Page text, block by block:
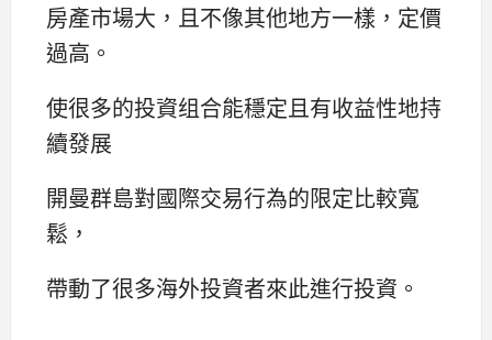
房產市場大，且不像其他地方一樣，定價
過高。
使很多的投資组合能穩定且有收益性地持
續發展
開曼群島對國際交易行為的限定比較寬
鬆，
帶動了很多海外投資者來此進行投資。